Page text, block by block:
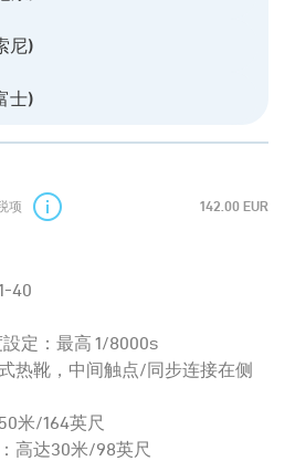
尼)
士)
项 142.00 EUR
40
定：最高 1/8000s
热靴，中间触点/同步连接在侧
米/164英尺
高达30米/98英尺